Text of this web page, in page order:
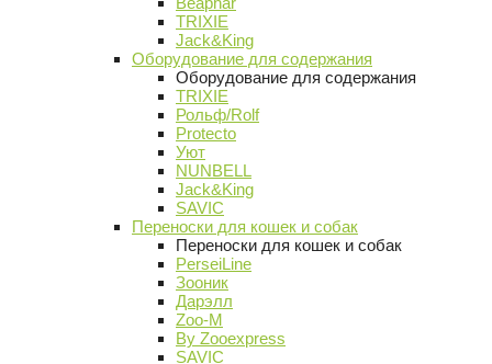
TRIXIE
Jack&King
Оборудование для содержания
Оборудование для содержания
TRIXIE
Рольф/Rolf
Protecto
Уют
NUNBELL
Jack&King
SAVIC
Переноски для кошек и собак
Переноски для кошек и собак
PerseiLine
Зооник
Дарэлл
Zoo-M
By Zooexpress
SAVIC